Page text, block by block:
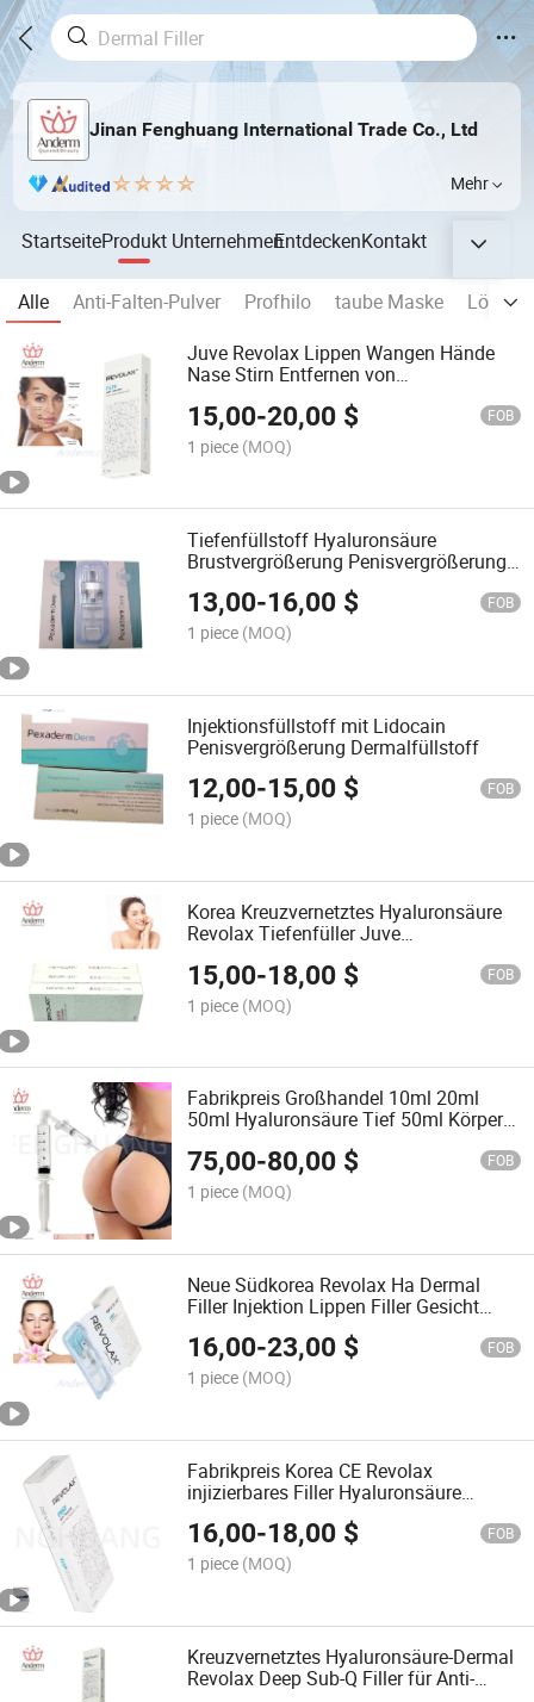
Jinan Fenghuang International Trade Co., Ltd
Mehr
StartseiteProdukt UnternehmenEntdeckenKontakt
Alle Anti-Falten-Pulver Profhilo taube Maske
Juve Revolax Lippen Wangen Hände
Nase Stirn Entfernen von
Injektionsfüllstoff Hyaluronsäure Filler
Vernetzt Ha
15,00-20,00 $ FOB
1 piece (MOQ)
Tiefenfüllstoff Hyaluronsäure
Brustvergrößerung Penisvergrößerung
24mg Injektierbarer dermaler Füllstoff
13,00-16,00 $ FOB
1 piece (MOQ)
Injektionsfüllstoff mit Lidocain
Penisvergrößerung Dermalfüllstoff
12,00-15,00 $ FOB
1 piece (MOQ)
Korea Kreuzvernetztes Hyaluronsäure
Revolax Tiefenfüller Juve
15,00-18,00 $ FOB
1 piece (MOQ)
Fabrikpreis Großhandel 10ml 20ml
50ml Hyaluronsäure Tief 50ml Körper
Injektions Dermal Filler Brust
Vergrößerung Langanhaltend
75,00-80,00 $ FOB
1 piece (MOQ)
Neue Südkorea Revolax Ha Dermal
Filler Injektion Lippen Filler Gesicht
Falten Quervernetzte Kinnimplantate
16,00-23,00 $ FOB
1 piece (MOQ)
Fabrikpreis Korea CE Revolax
injizierbares Filler Hyaluronsäure
quervernetzter dermaler Filler für
Lippen, Wangen, Kinn, Nase, tiefe feine
Linien Sub-Q
16,00-18,00 $ FOB
1 piece (MOQ)
Kreuzvernetztes Hyaluronsäure-Dermal
Revolax Deep Sub-Q Filler für Anti-